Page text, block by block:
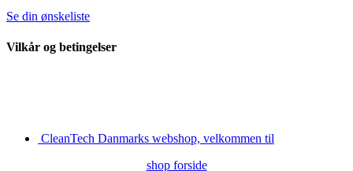
Se din ønskeliste
Vilkår og betingelser
CleanTech Danmarks webshop, velkommen til
shop forside